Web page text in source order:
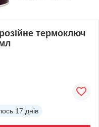
термоключ
17 днів